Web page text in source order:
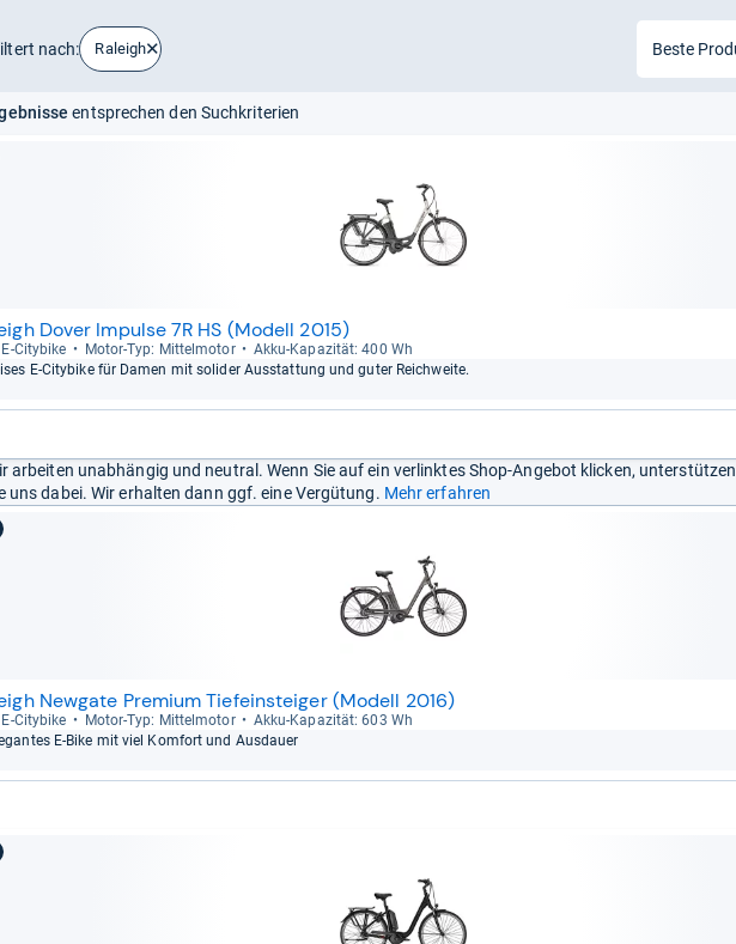
nach: Raleigh
entsprechen den Suchkriterien
Dover Impulse 7R HS (Modell 2015)
​City­bike Motor-​Typ: Mit­tel­mo­tor
Akku-​Kapa­zi­tät: 400 Wh
E-​City­bike für Damen mit soli­der Aus­stat­tung und guter Reich­weite.
arbeiten unabhängig und neutral. Wenn Sie auf ein verlinktes Shop-Angebot klicken, unterstützen
uns dabei. Wir erhalten dann ggf. eine Vergütung. Mehr erfahren
Newgate Premium Tiefeinsteiger (Modell 2016)
​City­bike Motor-​Typ: Mit­tel­mo­tor
Akku-​Kapa­zi­tät: 603 Wh
E-​Bike mit viel Kom­fort und Aus­dauer